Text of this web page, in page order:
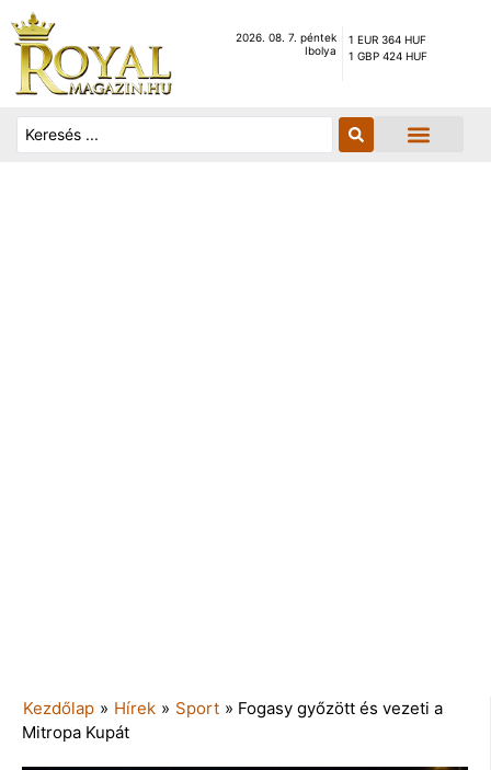
2026. 08. 7. péntek
Ibolya
1 EUR 364 HUF
1 GBP 424 HUF
Kezdőlap » Hírek » Sport » Fogasy győzött és vezeti a
Mitropa Kupát